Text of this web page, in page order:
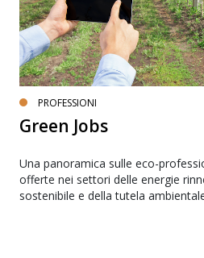
PROFESSIONI
Green Jobs
Una panoramica sulle eco-
offerte nei settori delle energie
sostenibile e della tutela